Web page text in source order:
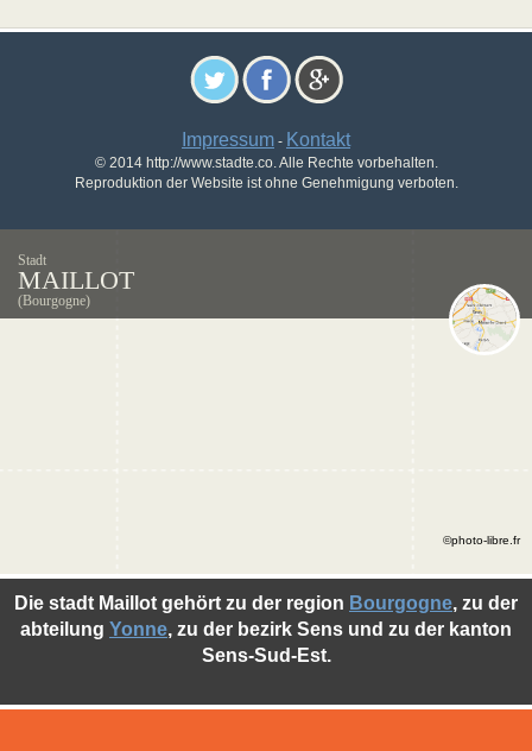
Impressum - Kontakt
© 2014 http://www.stadte.co. Alle Rechte vorbehalten.
Reproduktion der Website ist ohne Genehmigung verboten.
Stadt
MAILLOT
(Bourgogne)
Die stadt Maillot gehört zu der region Bourgogne, zu der
abteilung Yonne, zu der bezirk Sens und zu der kanton
Sens-Sud-Est.
©photo-libre.fr